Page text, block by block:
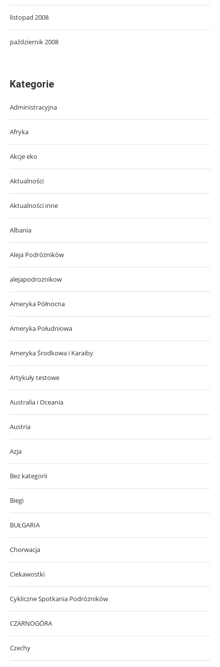
listopad 2008
październik 2008
Kategorie
Administracyjna
Afryka
Akcje eko
Aktualności
Aktualności inne
Albania
Aleja Podróżników
alejapodroznikow
Ameryka Północna
Ameryka Południowa
Ameryka Środkowa i Karaiby
Artykuły testowe
Australia i Oceania
Austria
Azja
Bez kategorii
Biegi
BUŁGARIA
Chorwacja
Ciekawostki
Cykliczne Spotkania Podróżników
CZARNOGÓRA
Czechy